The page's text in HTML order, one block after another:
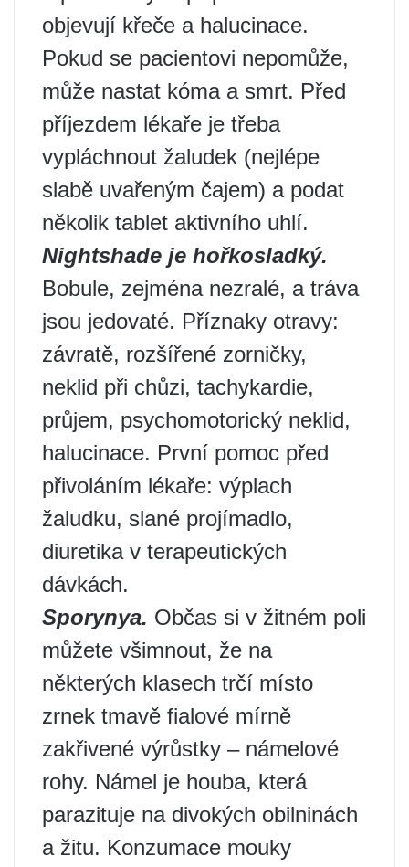
objevují křeče a halucinace.
Pokud se pacientovi nepomůže,
může nastat kóma a smrt. Před
příjezdem lékaře je třeba
vypláchnout žaludek (nejlépe
slabě uvařeným čajem) a podat
několik tablet aktivního uhlí.
Nightshade je hořkosladký.
Bobule, zejména nezralé, a tráva
jsou jedovaté. Příznaky otravy:
závratě, rozšířené zorničky,
neklid při chůzi, tachykardie,
průjem, psychomotorický neklid,
halucinace. První pomoc před
přivoláním lékaře: výplach
žaludku, slané projímadlo,
diuretika v terapeutických
dávkách.
Sporynya. Občas si v žitném poli
můžete všimnout, že na
některých klasech trčí místo
zrnek tmavě fialové mírně
zakřivené výrůstky – námelové
rohy. Námel je houba, která
parazituje na divokých obilninách
a žitu. Konzumace mouky